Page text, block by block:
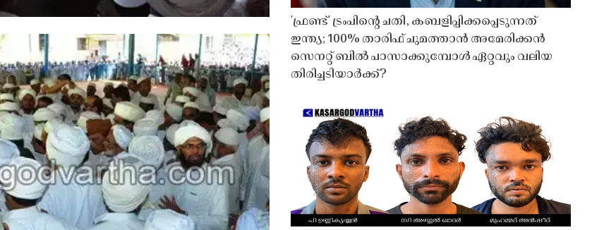
'ഫ്രണ്ട്' ട്രംപിന്റെ ചതി, കബളിപ്പിക്കപ്പെടുന്നത്
ഇന്ത്യ; 100% താരിഫ് ചുമത്താൻ അമേരിക്കൻ
സെനറ്റ് ബിൽ പാസാക്കുമ്പോൾ ഏറ്റവും വലിയ
തിരിച്ചടിയാർക്ക്?